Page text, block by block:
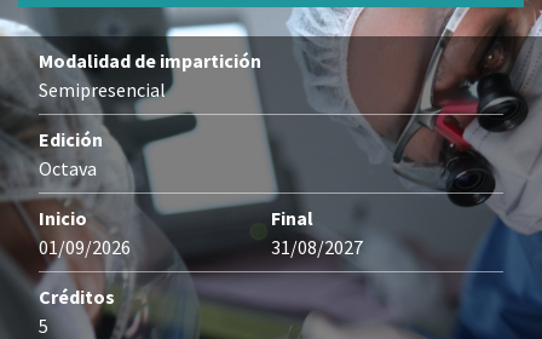
Modalidad de impartición
Semipresencial
Edición
Octava
Inicio
01/09/2026
Final
31/08/2027
Créditos
5